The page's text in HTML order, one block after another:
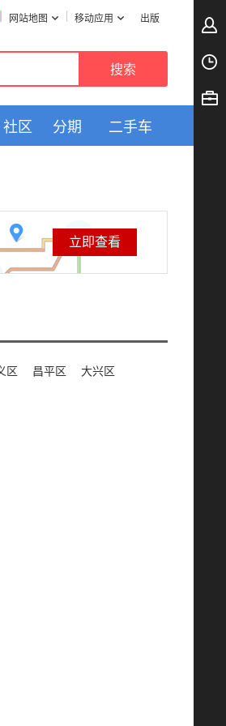
网站地图 移动应用 出版
社区 分期 二手车
立即查看
区 昌平区
大兴区